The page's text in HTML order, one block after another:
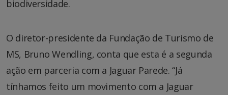
biodiversidade.
O diretor-presidente da Fundação de Turismo de
MS, Bruno Wendling, conta que esta é a segunda
ação em parceria com a Jaguar Parede. “Já
tínhamos feito um movimento com a Jaguar